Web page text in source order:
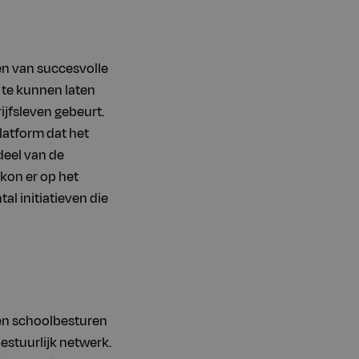
van succesvolle
kunnen laten
gebeurt.
dat het
van de
er op het
initiatieven die
schoolbesturen
netwerk.